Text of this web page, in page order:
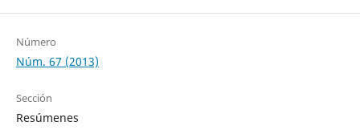
Número
Núm. 67 (2013)
Sección
Resúmenes